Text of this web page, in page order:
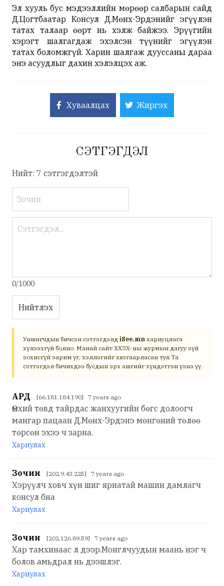
Эл хууль бус мэдээллийн мөрөөр салбарын сайд
Д.Цогтбаатар Консул Д.Мөнх-Эрдэнийг эгүүлэн
татах талаар өөрт нь хэлж байжээ. Эрүүгийн
хэрэгт шалгагдаж эхэлсэн түүнийг эгүүлэн
татах боломжгүй. Харин шалгаж дууссаны дараа
энэ асуудлыг дахин хэлэлцэх аж.
Хуваалцах Жиргэх
СЭТГЭГДЭЛ
Нийт: 7 сэтгэгдэлтэй
0/1000
Нийтлэх
Уншигчдын бичсэн сэтгэгдэлд iSee.mn хариуцлага
хүлээхгүй болно. Манай сайт ХХЗХ-ны журмын дагуу зүй
зохисгүй зарим үг, хэллэгийг хязгаарласан тул Та
сэтгэгдэл бичихдээ бусдын эрх ашгийг хүндэтгэн үзнэ үү.
АРД [66.181.184.190] 7 years ago
Өмхий төвд тайрдас жанхуугийн бөгс долоогч
мангар пацаан Д.Мөнх-Эрдэнэ мөнгөний төлөө
төрсөн эхээ ч зарна.
Хариулах
Зочин [202.9.43.225] 7 years ago
Хэрүүлч ховч хүн шиг яриатай машин дамлагч
консул бна
Хариулах
Зочин [202.126.89.59] 7 years ago
Хар тамхинаас л дээр.Монглчуудын маань нэг ч
болов амьдрал нь дээшлэг.
Хариулах